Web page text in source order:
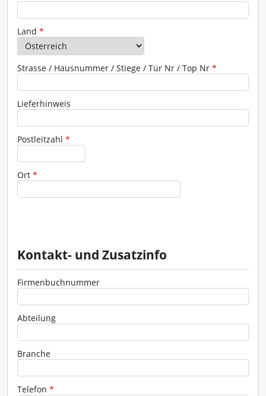
Adresse
Land *
Strasse / Hausnummer / Stiege / Tür Nr / Top Nr *
Lieferhinweis
Postleitzahl *
Ort *
Kontakt- und Zusatzinfo
Firmenbuchnummer
Abteilung
Branche
Telefon *